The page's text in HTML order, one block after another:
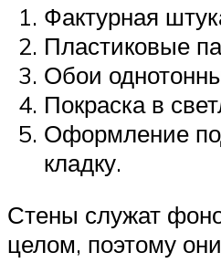
Фактурная
Пластиковые
Обои
Покраска в
Оформление
кладку.
Стены служат
целом, поэтому